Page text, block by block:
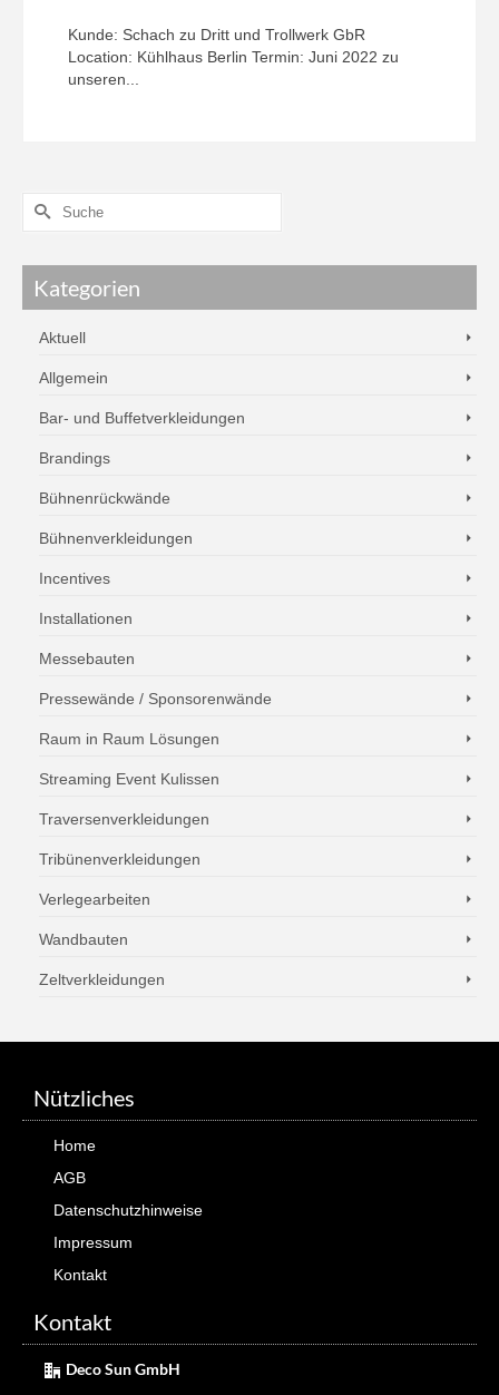
Kunde: Schach zu Dritt und Trollwerk GbR
Location: Kühlhaus Berlin Termin: Juni 2022 zu
unseren...
Kategorien
Aktuell
Allgemein
Bar- und Buffetverkleidungen
Brandings
Bühnenrückwände
Bühnenverkleidungen
Incentives
Installationen
Messebauten
Pressewände / Sponsorenwände
Raum in Raum Lösungen
Streaming Event Kulissen
Traversenverkleidungen
Tribünenverkleidungen
Verlegearbeiten
Wandbauten
Zeltverkleidungen
Nützliches
Home
AGB
Datenschutzhinweise
Impressum
Kontakt
Kontakt
Deco Sun GmbH